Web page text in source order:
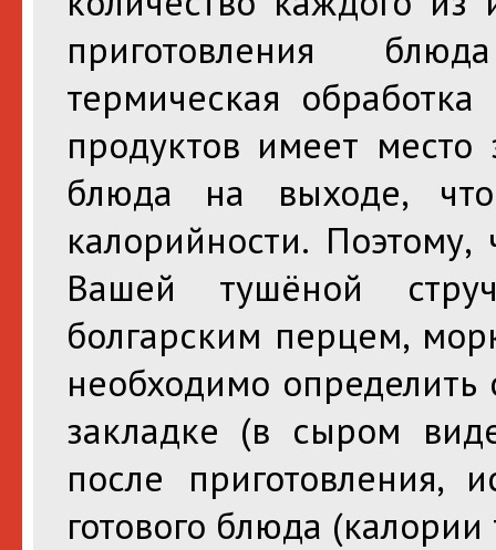
приготовления
термическая
продуктов имеет
блюда на выходе,
калорийности. Поэтому,
Вашей тушёной
болгарским перцем,
необходимо
закладке (в сыром
после приготовления,
готового блюда